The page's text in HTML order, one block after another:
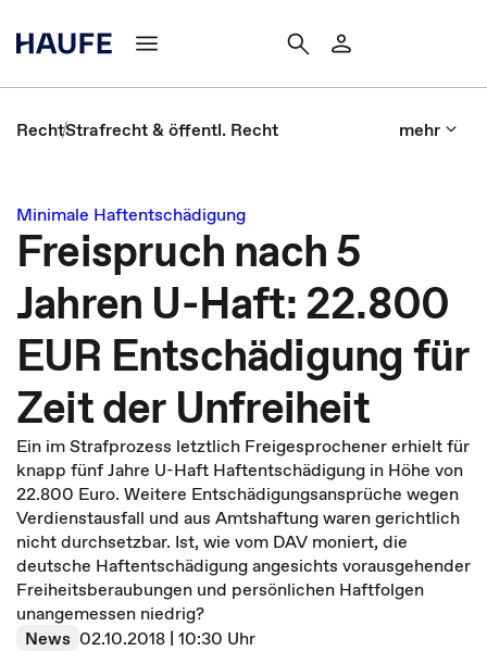
RechtStrafrecht & öffentl. Recht mehr
Minimale Haftentschädigung
Freispruch nach 5
Jahren U-Haft: 22.800
EUR Entschädigung für
Zeit der Unfreiheit
Ein im Strafprozess letztlich Freigesprochener erhielt für
knapp fünf Jahre U-Haft Haftentschädigung in Höhe von
22.800 Euro. Weitere Entschädigungsansprüche wegen
Verdienstausfall und aus Amtshaftung waren gerichtlich
nicht durchsetzbar. Ist, wie vom DAV moniert, die
deutsche Haftentschädigung angesichts vorausgehender
Freiheitsberaubungen und persönlichen Haftfolgen
unangemessen niedrig?
News 02.10.2018 | 10:30 Uhr